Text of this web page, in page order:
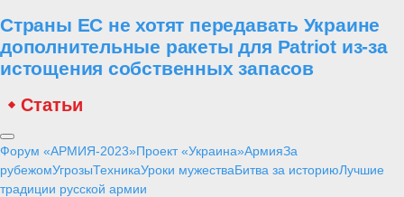
Страны ЕС не хотят передавать Украине
дополнительные ракеты для Patriot из-за
истощения собственных запасов
Статьи
Форум «АРМИЯ-2023»Проект «Украина»АрмияЗа
рубежомУгрозыТехникаУроки мужестваБитва за историюЛучшие
традиции русской армии